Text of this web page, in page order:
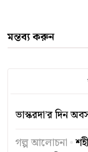
মন্তব্য করুন
ভাস্করদা’র দিন
গল্প আলোচনা